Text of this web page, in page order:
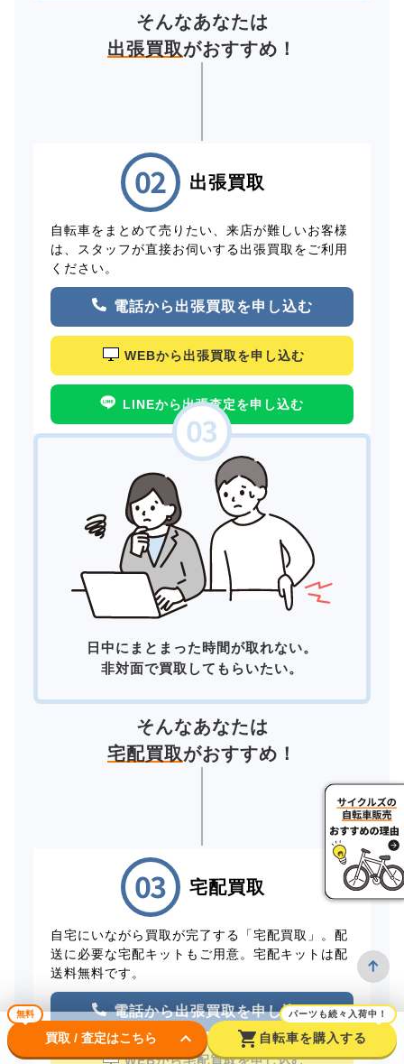
そんなあなたは
出張買取がおすすめ！
出張買取
自転車をまとめて売りたい、来店が難しいお客様
は、スタッフが直接お伺いする出張買取をご利用
ください。
電話から出張買取を申し込む
WEBから出張買取を申し込む
LINEから出張査定を申し込む
日中にまとまった時間が取れない。
非対面で買取してもらいたい。
そんなあなたは
宅配買取がおすすめ！
宅配買取
自宅にいながら買取が完了する「宅配買取」。配
送に必要な宅配キットもご用意。宅配キットは配
送料無料です。
電話から出張買取を申し込む
WEBから宅配買取を申し込む
無料
買取 / 査定はこちら keyboard_arrow_down shopping_cart
パーツも続々入荷中！
自転車を購入する